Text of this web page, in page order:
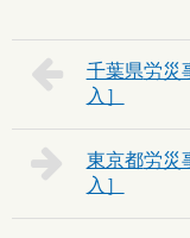
千葉県
東京都